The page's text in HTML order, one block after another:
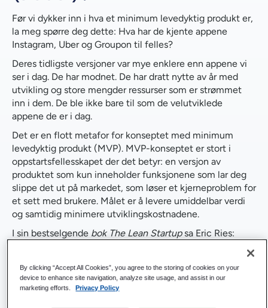
Før vi dykker inn i hva et minimum levedyktig produkt er,
la meg spørre deg dette: Hva har de kjente appene
Instagram, Uber og Groupon til felles?
Deres tidligste versjoner var mye enklere enn appene vi
ser i dag. De har modnet. De har dratt nytte av år med
utvikling og store mengder ressurser som er strømmet
inn i dem. De ble ikke bare til som de velutviklede
appene de er i dag.
Det er en flott metafor for konseptet med minimum
levedyktig produkt (MVP). MVP-konseptet er stort i
oppstartsfellesskapet der det betyr: en versjon av
produktet som kun inneholder funksjonene som lar deg
slippe det ut på markedet, som løser et kjerneproblem for
et sett med brukere. Målet er å levere umiddelbar verdi
og samtidig minimere utviklingskostnadene.
I sin bestselgende bok The Lean Startupsa Eric Ries:
"Minste levedyktige produkt er den versjonen av det nye
produktet som lar et team samle inn maksimal mengde
validert læring om kunden med minst mulig innsats"
By clicking “Accept All Cookies”, you agree to the storing of cookies on your
device to enhance site navigation, analyze site usage, and assist in our
marketing efforts.
Privacy Policy